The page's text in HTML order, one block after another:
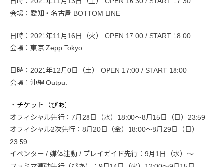
会場：愛知・名古屋 BOTTOM LINE
日時：2021年11月16日（火） OPEN 17:00 / START 18:00
会場：東京 Zepp Tokyo
日時：2021年12月0日（土） OPEN 17:00 / START 18:00
会場：沖縄 Output
・ チケット（ぴあ）
オフィシャル先行：7月28日（水）18:00〜8月15日（日）23:59
オフィシャル2次先行：8月20日（金）18:00〜8月29日（日）
23:59
イベンター / 媒体連動 / プレイガイド先行：9月1日（水）〜